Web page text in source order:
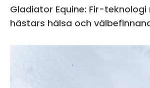
Gladiator Equine: Fir-
hästars hälsa och